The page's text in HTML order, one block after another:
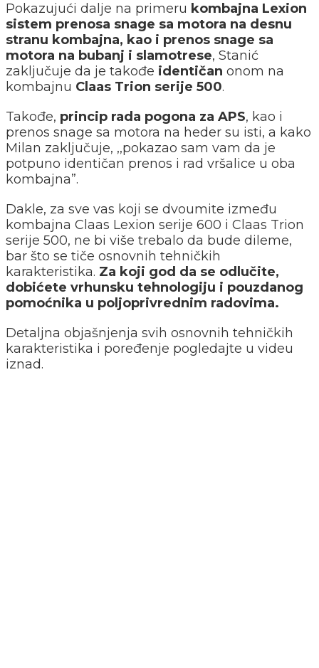
Pokazujući dalje na primeru kombajna Lexion
sistem prenosa snage sa motora na desnu
stranu kombajna, kao i prenos snage sa
motora na bubanj i slamotrese, Stanić
zaključuje da je takođe identičan onom na
kombajnu Claas Trion serije 500.
Takođe, princip rada pogona za APS, kao i
prenos snage sa motora na heder su isti, a kako
Milan zaključuje, ,,pokazao sam vam da je
potpuno identičan prenos i rad vršalice u oba
kombajna”.
Dakle, za sve vas koji se dvoumite između
kombajna Claas Lexion serije 600 i Claas Trion
serije 500, ne bi više trebalo da bude dileme,
bar što se tiče osnovnih tehničkih
karakteristika. Za koji god da se odlučite,
dobićete vrhunsku tehnologiju i pouzdanog
pomoćnika u poljoprivrednim radovima.
Detaljna objašnjenja svih osnovnih tehničkih
karakteristika i poređenje pogledajte u videu
iznad.